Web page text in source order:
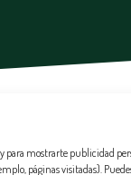
para mostrarte publicidad
páginas visitadas).
Aviso Legal